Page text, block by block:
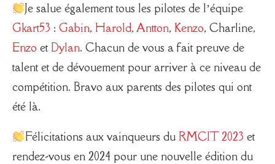
Je salue également tous les pilotes de l’équipe
Gkart53 : Gabin, Harold,Antton, Kenzo, Charline,
Enzo et Dylan. Chacun de vous a fait preuve de
talent et de dévouement pour arriver à ce niveau de
compétition. Bravo aux parents des pilotes qui ont
été là.
Félicitations aux vainqueurs du RMCIT 2023 et
rendez-vous en 2024 pour une nouvelle édition du